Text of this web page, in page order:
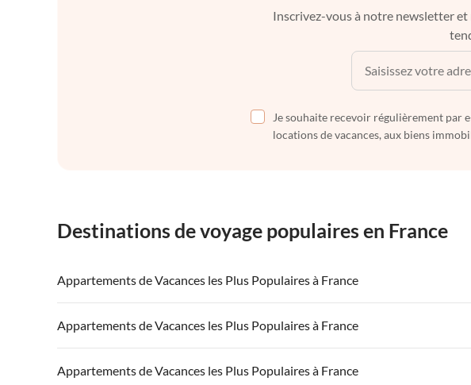
Inscrivez-vous à notre newsletter
Je souhaite recevoir régulièrement par
locations de vacances, aux biens
Destinations de voyage populaires en France
Appartements de Vacances les Plus Populaires à France
Appartements de Vacances à France Appartements de Vacances à Paris-Ile de
Appartements de Vacances à Côte atlantique Appartements de Vacances à la
Appartements de Vacances à Côte d'Azur
Appartements de Vacances les Plus Populaires à France
Appartements de Vacances à France Appartements de Vacances à Paris-Ile de
Appartements de Vacances les Plus Populaires à France